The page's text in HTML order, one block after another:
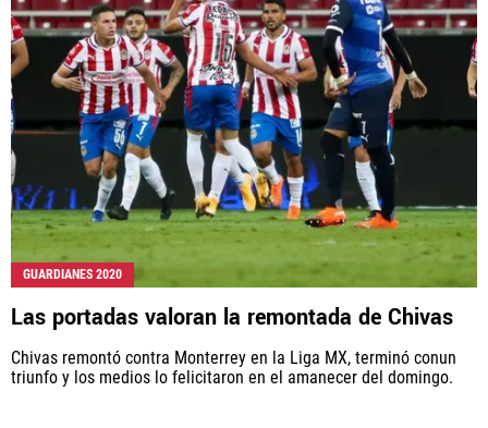
GUARDIANES 2020
Las portadas valoran la remontada de Chivas
Chivas remontó contra Monterrey en la Liga MX, terminó conun
triunfo y los medios lo felicitaron en el amanecer del domingo.